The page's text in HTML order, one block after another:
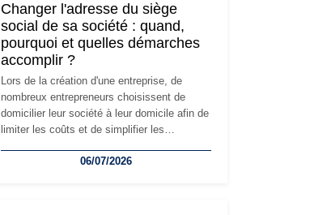
Changer l'adresse du siège
social de sa société : quand,
pourquoi et quelles démarches
accomplir ?
Lors de la création d'une entreprise, de
nombreux entrepreneurs choisissent de
domicilier leur société à leur domicile afin de
limiter les coûts et de simplifier les
l'activité, cette solution peut rapidement
06/07/2026